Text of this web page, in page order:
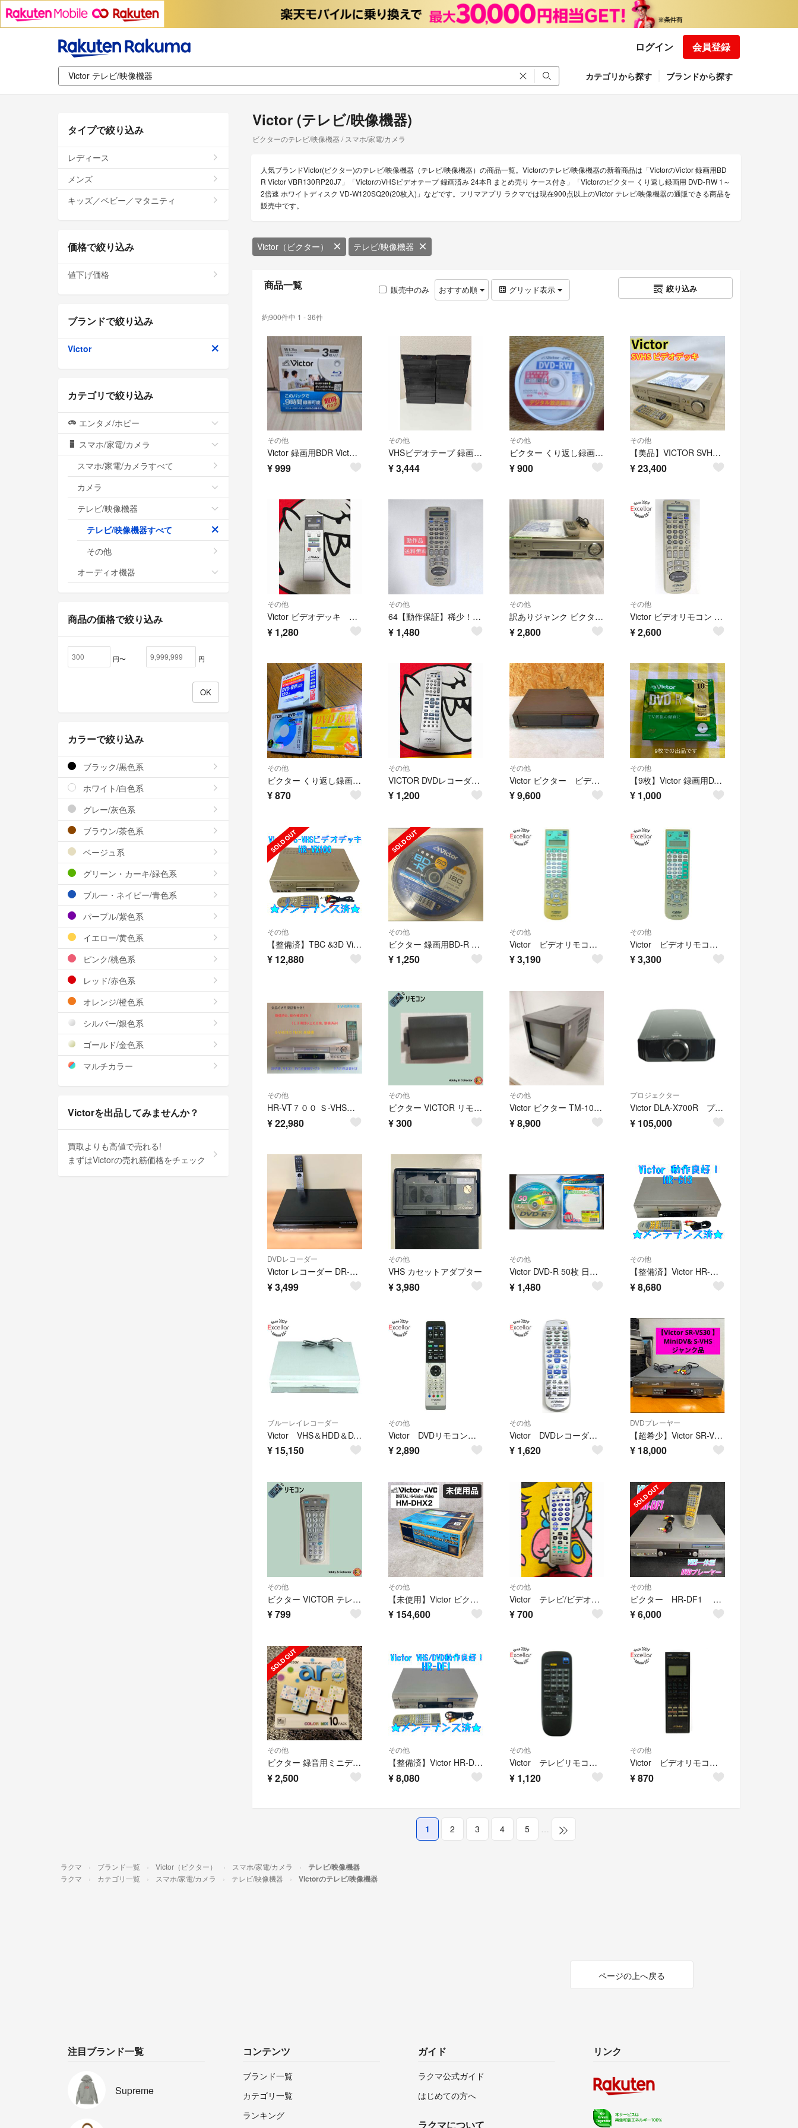
ログイン 会員登録
カテゴリから探す ブランドから探す
Victor (テレビ/映像機器)
ビクターのテレビ/映像機器 / スマホ/家電/カメラ
人気ブランドVictor(ビクター)のテレビ/映像機器（テレビ/映像機器）の商品一覧。Victorのテレビ/映像機器の新着商品は「VictorのVictor 録画用BD
R Victor VBR130RP20J7」「VictorのVHSビデオテープ 録画済み 24本R まとめ売り ケース付き」「Victorのビクター くり返し録画用 DVD-RW 1～
2倍速 ホワイトディスク VD-W120SQ20(20枚入)」などです。フリマアプリ ラクマでは現在900点以上のVictor テレビ/映像機器の通販できる商品を
販売中です。
Victor（ビクター） テレビ/映像機器
商品一覧 販売中のみ おすすめ順 グリッド表示 絞り込み
約900件中 1 - 36件
その他
Victor 録画用BDR Victor VBR130RP20J7
¥999
その他
VHSビデオテープ 録画済み 24本R まとめ売り ケース付き
¥3,444
その他
ビクター くり返し録画用 DVD-RW 1～2倍速 ホワイトディスク VD-W120SQ20(20枚入)
¥900
その他
【美品】VICTOR SVHSビデオデッキ HR-VX-200
¥23,400
その他
Victor ビデオデッキ リモコン RM-V14 管理6235
¥ 1,280
その他
64【動作保証】稀少！Victorビクター★純正リモコン★LP20667-001
¥ 1,480
その他
訳ありジャンク ビクター Victor S-VHS ビデオデッキ HR-S200
¥2,800
その他
Victor ビデオリモコン LP20667-001
¥2,600
その他
ビクター くり返し録画用 DVD-RW 1～2倍速 ホワイトディスク VD-W120PV10(10枚入)
¥870
その他
VICTOR DVDレコーダー リモコン RM-SDR010D 管理6115
¥ 1,200
その他
Victor ビクター ビデオカセットレコーダー HR-S5000
¥9,600
その他
【9枚】Victor 録画用DVD-R VHR12JP10J1
¥ 1,000
その他
【整備済】TBC &3D Victor HR-VX100 ビデオデッキ S-VHS ビクター
¥ 12,880
その他
ビクター 録画用BD-R 1回録画用 6倍速 VBR130RP50SJ2(50枚入)
¥ 1,250
その他
Victor ビデオリモコン LP21036-009 前面カバー・電池カバーなし
¥3,190
その他
Victor ビデオリモコン LP21036-009 前面カバーなし・本体いたみ
¥3,300
その他
HR-VT７００ Ｓ-VHSビデオデッキ 整備済品 ダビング親機に最適！
¥22,980
その他
ビクター VICTOR リモコン PQ21760 フタ ( #15931 )
¥300
その他
Victor ビクター TM-100S型 カラービデオモニター 業務用 プロ用
¥8,900
プロジェクター
Victor DLA-X700R プロジェクター 現状品 管理番号120
¥ 105,000
DVDレコーダー
Victor レコーダー DR-ST250 HDD250GB リモコン付ジャンク
¥3,499
その他
VHS カセットアダプター
¥3,980
その他
Victor DVD-R 50枚 日本製＆不繊布CD・DVDケース約90枚セット
¥ 1,480
その他
【整備済】Victor HR-G13 VHS ビデオデッキ ビクター 動作良好！
¥8,680
ブルーレイレコーダー
Victor VHS＆HDD＆DVDビデオレコーダー DR-MX10 本体いたみ
¥ 15,150
その他
Victor DVDリモコン RM-SDR114J
¥2,890
その他
Victor DVDレコーダーリモコン RM-SDR005D 本体いたみ
¥ 1,620
DVDプレーヤー
【超希少】Victor SR-VS30 MiniDV& S-VHSジャンク品
¥ 18,000
その他
ビクター VICTOR テレビ リモコン RM-A403 ( #15712 )
¥799
その他
【未使用】Victor ビクター HM-DHX2 ビデオデッキ D-VHS対応
¥ 154,600
その他
Victor テレビ/ビデオリモコン RM-A604DVD 管理5984
¥700
その他
ビクター HR-DF1 ビデオ一体型DVDプレーヤー ビデオデッキ
¥6,000
その他
ビクター 録音用ミニディスク エア 80分 10MD-80LX(10枚入)
¥2,500
その他
【整備済】Victor HR-DF1 ビデオデッキ VHS DVD ビクター
¥8,080
その他
Victor テレビリモコン RM-C522
¥ 1,120
その他
Victor ビデオリモコン PQ10543C-2
¥870
1 2 3 4 5 …
タイプで絞り込み
レディース
メンズ
キッズ／ベビー／マタニティ
価格で絞り込み
値下げ価格
ブランドで絞り込み
Victor
カテゴリで絞り込み
エンタメ/ホビー
スマホ/家電/カメラ
スマホ/家電/カメラすべて
カメラ
テレビ/映像機器
テレビ/映像機器すべて
その他
オーディオ機器
商品の価格で絞り込み
円〜 円
カラーで絞り込み
ブラック/黒色系
ホワイト/白色系
グレー/灰色系
ブラウン/茶色系
ベージュ系
グリーン・カーキ/緑色系
ブルー・ネイビー/青色系
パープル/紫色系
イエロー/黄色系
ピンク/桃色系
レッド/赤色系
オレンジ/橙色系
シルバー/銀色系
ゴールド/金色系
マルチカラー
Victorを出品してみませんか？
買取よりも高値で売れる!
まずはVictorの売れ筋価格をチェック
ラクマ ブランド一覧 Victor（ビクター） スマホ/家電/カメラ テレビ/映像機器
ラクマ カテゴリ一覧 スマホ/家電/カメラ テレビ/映像機器 Victorのテレビ/映像機器
ページの上へ戻る
注目ブランド一覧
Supreme
コンテンツ
ブランド一覧
カテゴリ一覧
ランキング
ガイド
ラクマ公式ガイド
はじめての方へ
ラクマについて
リンク